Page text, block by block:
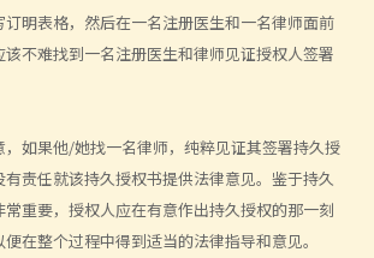
明表格，然后在一名注册医生和一名律师面前
不难找到一名注册医生和律师见证授权人签署
，如果他/她找一名律师，纯粹见证其签署持久授
责任就该持久授权书提供法律意见。鉴于持久
重要，授权人应在有意作出持久授权的那一刻
在整个过程中得到适当的法律指导和意见。
和法律责任
权书，委任我的儿子作为受权人，他便可以替我